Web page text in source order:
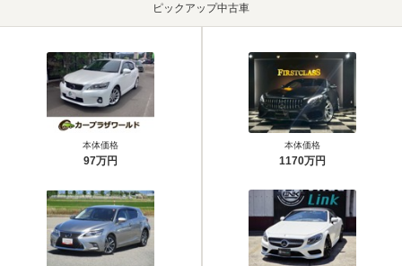
ピックアップ中古車
本体価格
97万円
本体価格
1170万円